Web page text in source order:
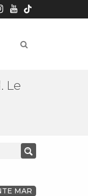
Le
MAR